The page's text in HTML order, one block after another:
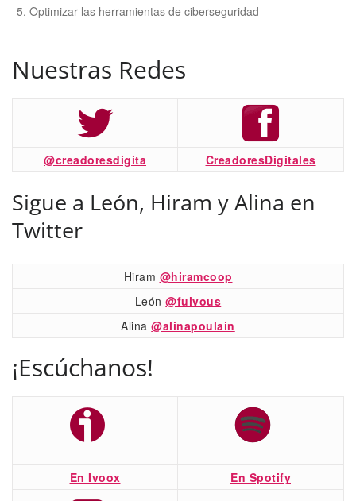
Optimizar las herramientas de ciberseguridad
Nuestras Redes
@creadoresdigita CreadoresDigitales
Sigue a León, Hiram y Alina en
Twitter
Hiram @hiramcoop
León@fulvous
Alina@alinapoulain
¡Escúchanos!
En Ivoox En Spotify